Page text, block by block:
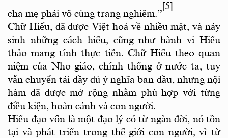
cha mẹ phải vô cùng trang nghiêm.”
[5]
Chữ Hiếu, đã được Việt hoá về nhiều mặt, và nảy
sinh những cách hiểu, cũng như hành vi Hiếu
thảo mang tính thực tiễn. Chữ Hiếu theo quan
niệm của Nho giáo, chính thống ở nước ta, tuy
vẫn chuyển tải đầy đủ ý nghĩa ban đầu, nhưng nội
hàm đã được mở rộng nhằm phù hợp với từng
điều kiện, hoàn cảnh và con người.
Hiếu đạo vốn là một đạo lý có từ ngàn đời, nó tồn
tại và phát triển trong thế giới con người, vì từ